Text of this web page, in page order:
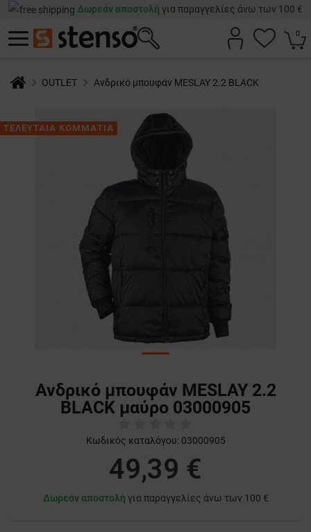
Δωρεάν αποστολή για παραγγελίες άνω των 100 €
0
OUTLET Ανδρικό μπουφάν MESLAY 2.2 BLACK
ΤΕΛΕΥΤΑΙΑ ΚΟΜΜΑΤΙΑ
Ανδρικό μπουφάν MESLAY 2.2
BLACK μαύρο 03000905
Κωδικός καταλόγου: 03000905
49,39 €
Δωρεάν αποστολή για παραγγελίες άνω των 100 €